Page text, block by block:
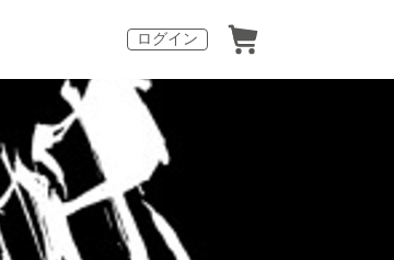
ログイン